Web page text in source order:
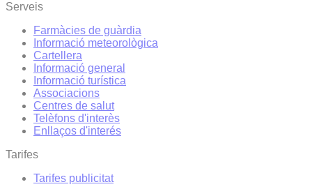
Serveis
Farmàcies de guàrdia
Informació meteorològica
Cartellera
Informació general
Informació turística
Associacions
Centres de salut
Telèfons d'interès
Enllaços d'interés
Tarifes
Tarifes publicitat